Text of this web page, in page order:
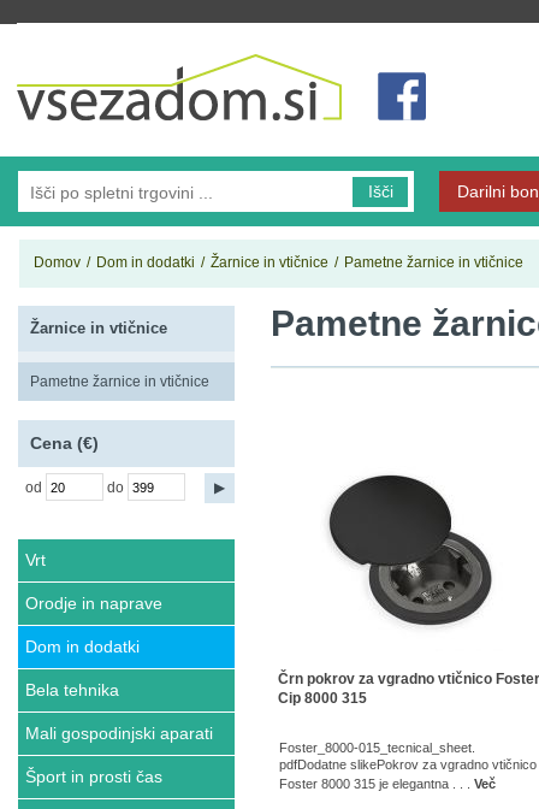
Išči Darilni
Domov / Dom in dodatki / Žarnice in vtičnice / Pametne žarnice in vtičnice
Žarnice in vtičnice
Pametne žarnice in vtičnice
Cena (€)
od do
Vrt
Orodje in naprave
Dom in dodatki
Bela tehnika
Mali gospodinjski aparati
Šport in prosti čas
Pametne
Črn pokrov za vgradno vtičnico Foster
Cip 8000 315
Foster_8000-015_tecnical_sheet.
pdfDodatne slikePokrov za vgradno vtičnico
Foster 8000 315 je elegantna . . . Več